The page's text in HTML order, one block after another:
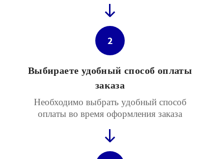
2
Выбираете удобный способ оплаты
заказа
Необходимо выбрать удобный способ
оплаты во время оформления заказа